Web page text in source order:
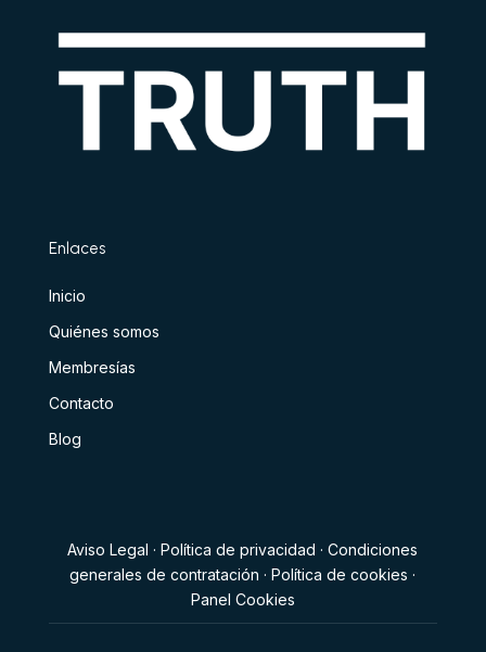
Enlaces
Inicio
Quiénes somos
Membresías
Contacto
Blog
Aviso Legal ·Política de privacidad ·Condiciones
generales de contratación ·Política de cookies ·
Panel Cookies